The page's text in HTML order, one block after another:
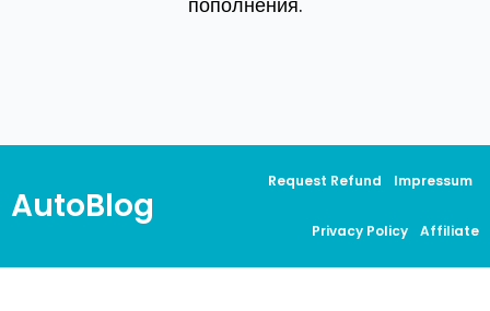
AutoBlog
Request Refund Impressum
Privacy Policy Affiliate